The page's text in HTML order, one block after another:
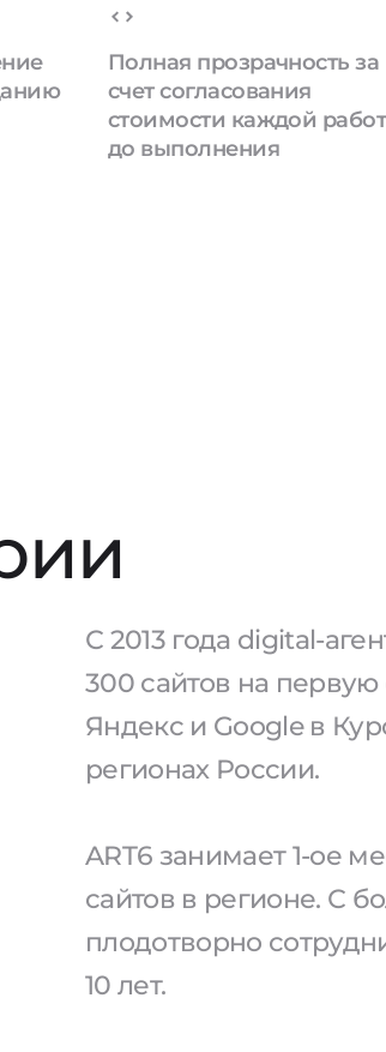
Полная прозрачность за
счет согласования
стоимости каждой
до выполнения
С 2013 года digital-
300 сайтов на
Яндекс и Google в
регионах России.
ART6 занимает 1-ое
сайтов в регионе. С
плодотворно
10 лет.